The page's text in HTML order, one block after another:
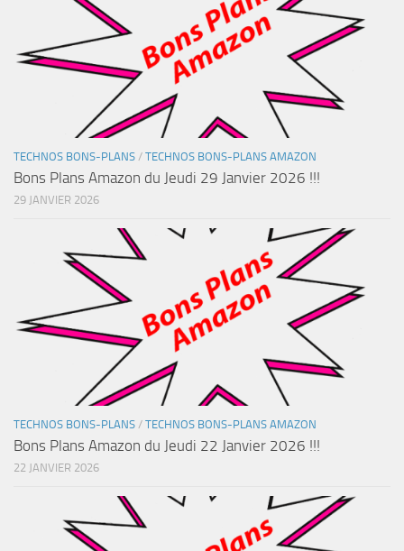
TECHNOS BONS-PLANS / TECHNOS BONS-PLANS AMAZON
Bons Plans Amazon du Jeudi 29 Janvier 2026 !!!
29 JANVIER 2026
TECHNOS BONS-PLANS / TECHNOS BONS-PLANS AMAZON
Bons Plans Amazon du Jeudi 22 Janvier 2026 !!!
22 JANVIER 2026